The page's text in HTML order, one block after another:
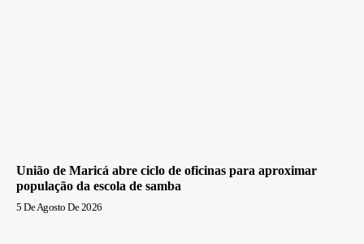
União de Maricá abre ciclo de oficinas para aproximar
população da escola de samba
5 De Agosto De 2026